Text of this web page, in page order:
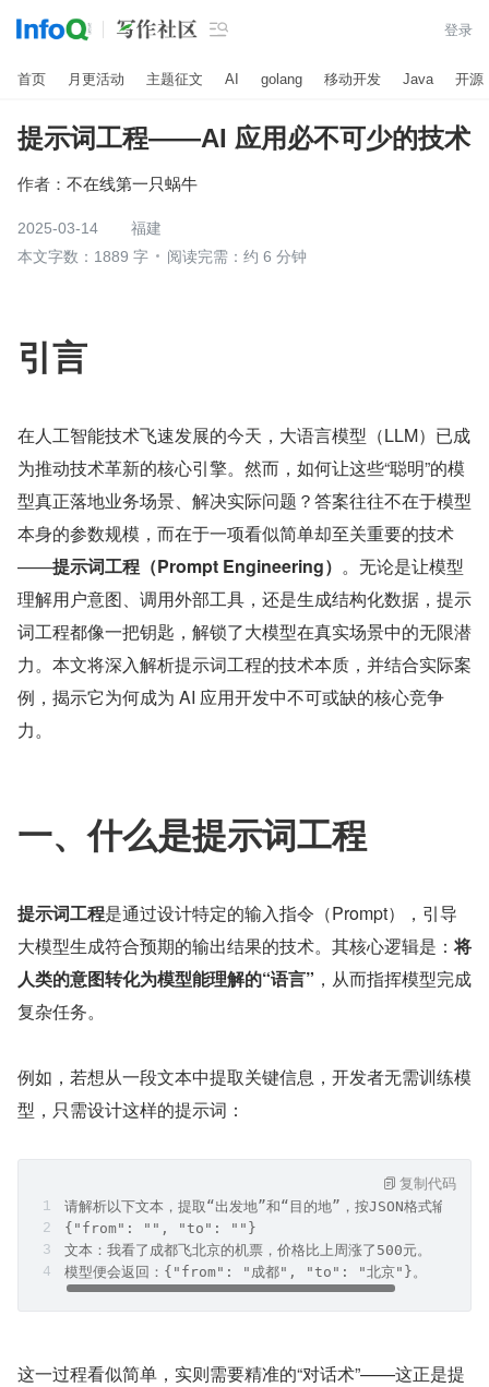
 登录
首页 月更活动 主题征文 AI golang 移动开发 Java 开源
提示词工程——AI 应用必不可少的技术
作者： 不在线第一只蜗牛
2025-03-14
福建
本文字数：1889 字
阅读完需：约 6 分钟
引言
在人工智能技术飞速发展的今天，大语言模型（LLM）已成
为推动技术革新的核心引擎。然而，如何让这些“聪明”的模
型真正落地业务场景、解决实际问题？答案往往不在于模型
本身的参数规模，而在于一项看似简单却至关重要的技术
——提示词工程（Prompt Engineering） 。无论是让模型
理解用户意图、调用外部工具，还是生成结构化数据，提示
词工程都像一把钥匙，解锁了大模型在真实场景中的无限潜
力。本文将深入解析提示词工程的技术本质，并结合实际案
例，揭示它为何成为 AI 应用开发中不可或缺的核心竞争
力。
一、什么是提示词工程
提示词工程是通过设计特定的输入指令（Prompt），引导
大模型生成符合预期的输出结果的技术。其核心逻辑是：将
人类的意图转化为模型能理解的“语言” ，从而指挥模型完成
复杂任务。
例如，若想从一段文本中提取关键信息，开发者无需训练模
型，只需设计这样的提示词：
请解析以下文本，提取“出发地”和“目的地”，按JSON格式输出
{"from": "", "to": ""}
文本：我看了成都飞北京的机票，价格比上周涨了500元。
模型便会返回：{"from": "成都", "to": "北京"}。
复制代码
这一过程看似简单，实则需要精准的“对话术”——这正是提